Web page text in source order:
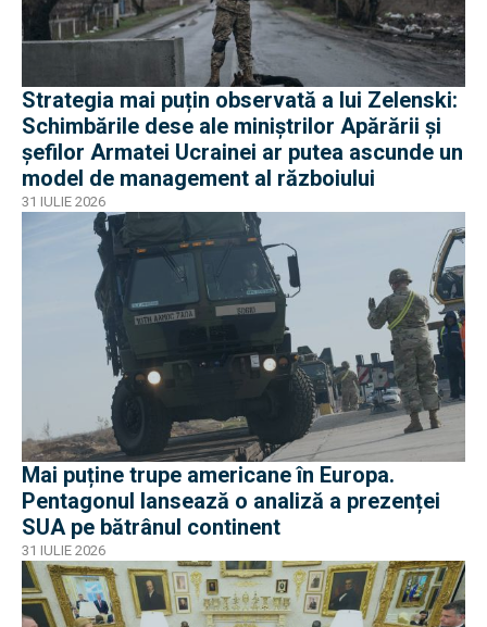
Strategia mai puțin observată a lui Zelenski:
Schimbările dese ale miniștrilor Apărării și
șefilor Armatei Ucrainei ar putea ascunde un
model de management al războiului
31 IULIE 2026
Mai puține trupe americane în Europa.
Pentagonul lansează o analiză a prezenței
SUA pe bătrânul continent
31 IULIE 2026